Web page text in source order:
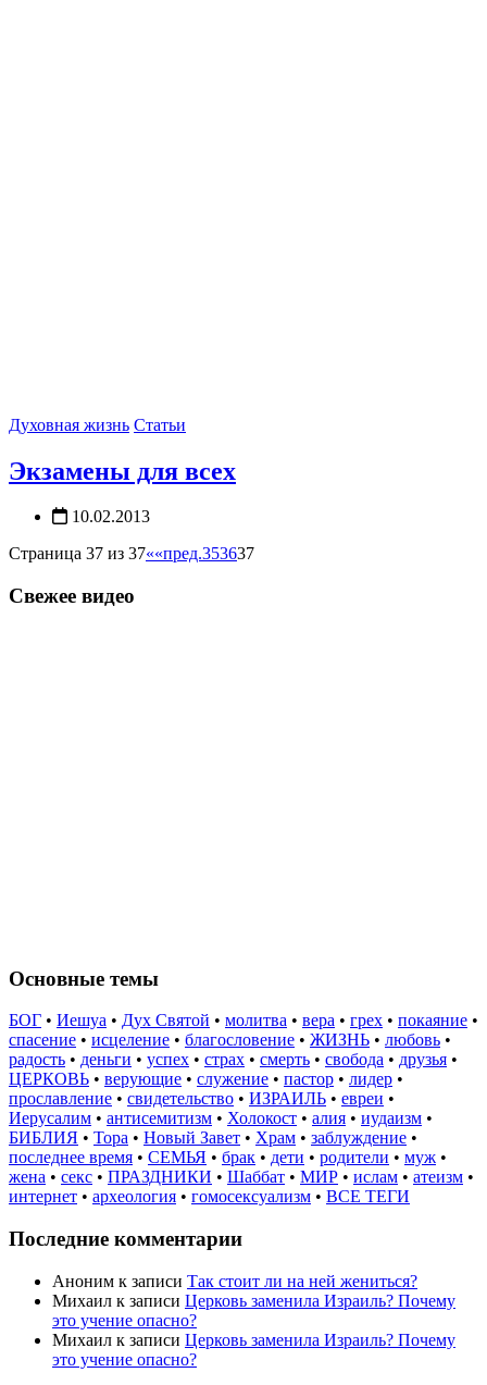
Духовная жизнь Статьи
Экзамены для всех
10.02.2013
Страница 37 из 37««пред.353637
Свежее видео
Основные темы
БОГ • Иешуа • Дух Святой • молитва • вера • грех • покаяние •
спасение • исцеление • благословение • ЖИЗНЬ • любовь •
радость • деньги • успех • страх • смерть • свобода • друзья •
ЦЕРКОВЬ • верующие • служение • пастор • лидер •
прославление • свидетельство • ИЗРАИЛЬ • евреи •
Иерусалим • антисемитизм • Холокост • алия • иудаизм •
БИБЛИЯ • Тора • Новый Завет • Храм • заблуждение •
последнее время • СЕМЬЯ • брак • дети • родители • муж •
жена • секс • ПРАЗДНИКИ • Шаббат • МИР • ислам • атеизм •
интернет • археология • гомосексуализм • ВСЕ ТЕГИ
Последние комментарии
Аноним к записи Так стоит ли на ней жениться?
Михаил к записи Церковь заменила Израиль? Почему
это учение опасно?
Михаил к записи Церковь заменила Израиль? Почему
это учение опасно?